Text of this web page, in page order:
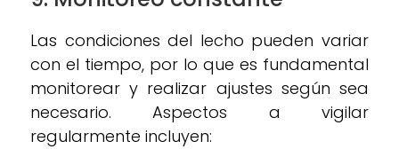
Las condiciones del lecho pueden variar
con el tiempo, por lo que es fundamental
monitorear y realizar ajustes según sea
necesario. Aspectos a vigilar
regularmente incluyen: